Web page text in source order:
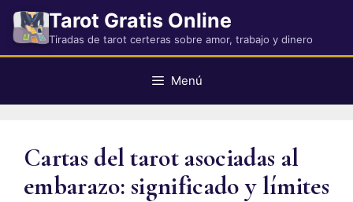
Saltar
contenido
Tarot Gratis Online
Tiradas de tarot certeras sobre amor, trabajo y dinero
Menú
Cartas del tarot asociadas al
embarazo: significado y límites